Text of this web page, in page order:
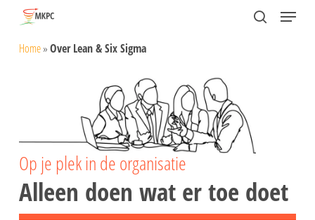
main
search
Menu
Home»Over Lean & Six Sigma
Op je plek in de organisatie
Alleen doen wat er toe doet